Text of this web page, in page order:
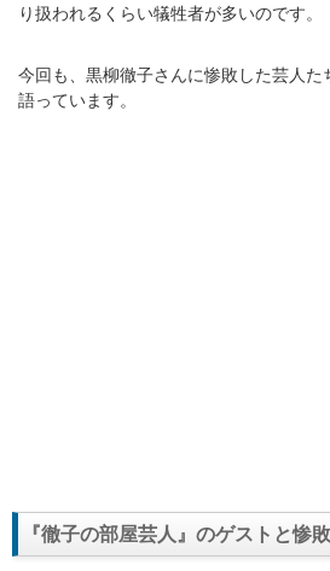
り扱われるくらい犠牲者が多いのです。
今回も、黒柳徹子さんに惨敗した芸人た
語っています。
『徹子の部屋芸人』のゲストと惨